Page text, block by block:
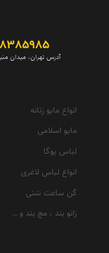
- 02166490689
آدرس تهران، میدان
انواع مایو زنانه
مایو اسلامی
لباس یوگا
انواع لباس لاغری
گن ساعت شنی
زانو بند ، مچ بند و …